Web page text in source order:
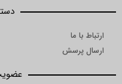
دسترسی سریع
عضویت در خبرنامه